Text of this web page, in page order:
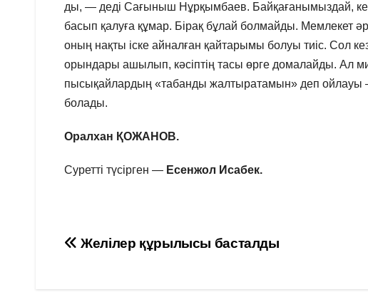
ды, — деді Сағыныш Нұрқымбаев. Байқағанымыздай,
басып қалуға құмар. Бірақ бұлай болмайды. Мемлекет
оның нақты іске айналған қайтарымы болуы тиіс. Сол
орындары ашылып, кәсіптің тасы өрге домалайды. Ал
пысықайлардың «табанды жалтыратамын» деп ойлауы –
болады.
Оралхан ҚОЖАНОВ.
Суретті түсірген — Есенжол Исабек.
Навигация
Желілер құрылысы басталды